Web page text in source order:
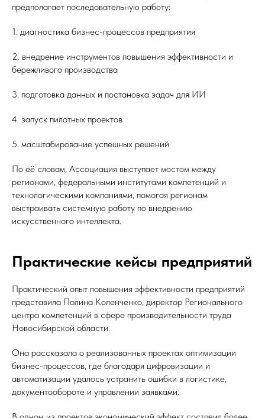
предполагает последовательную работу:
1. диагностика бизнес-процессов предприятия
2. внедрение инструментов повышения эффективности и
бережливого производства
3. подготовка данных и постановка задач для ИИ
4. запуск пилотных проектов
5. масштабирование успешных решений
По её словам, Ассоциация выступает мостом между
регионами, федеральными институтами компетенций и
технологическими компаниями, помогая регионам
выстраивать системную работу по внедрению
искусственного интеллекта.
Практические кейсы предприятий
Практический опыт повышения эффективности предприятий
представила Полина Коленченко, директор Регионального
центра компетенций в сфере производительности труда
Новосибирской области.
Она рассказала о реализованных проектах оптимизации
бизнес-процессов, где благодаря цифровизации и
автоматизации удалось устранить ошибки в логистике,
документообороте и управлении заявками.